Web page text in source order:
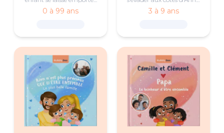
dans un rêve bercé par les
vagues, à la découverte de
0 à 99 ans
Elsa et Olaf, le temps d’une
soirée pyjama pleine
de célébrer la joie, l’amitié
et le plaisir d’être
ensemble.
3 à 9 ans